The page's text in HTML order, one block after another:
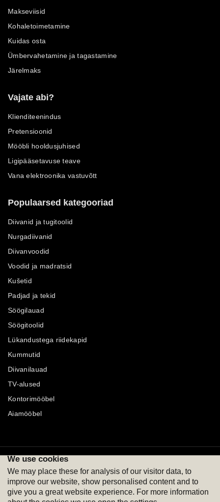
Makseviisid
Kohaletoimetamine
Kuidas osta
Ümbervahetamine ja tagastamine
Järelmaks
Vajate abi?
Klienditeenindus
Pretensioonid
Mööbli hooldusjuhised
Ligipääsetavuse teave
Vana elektroonika vastuvõtt
Populaarsed kategooriad
Diivanid ja tugitoolid
Nurgadiivanid
Diivanvoodid
Voodid ja madratsid
Kušetid
Padjad ja tekid
Söögilauad
Söögitoolid
Lükandustega riidekapid
Kummutid
Diivanilauad
TV-alused
Kontorimööbel
Aiamööbel
Maksevõimalused
We use cookies
We may place these for analysis of our visitor data, to
improve our website, show personalised content and to
give you a great website experience. For more information